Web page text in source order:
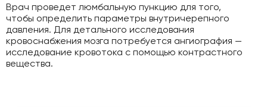
Врач проведет люмбальную пункцию для того,
чтобы определить параметры внутричерепного
давления. Для детального исследования
кровоснабжения мозга потребуется ангиография —
исследование кровотока с помощью контрастного
вещества.